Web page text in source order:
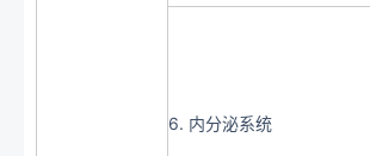
6. 内分泌系统